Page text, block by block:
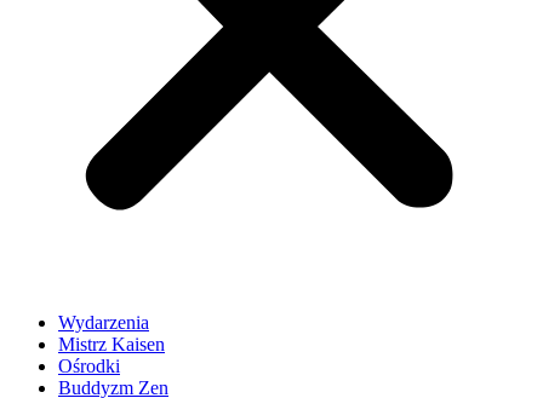
Wydarzenia
Mistrz Kaisen
Ośrodki
Buddyzm Zen